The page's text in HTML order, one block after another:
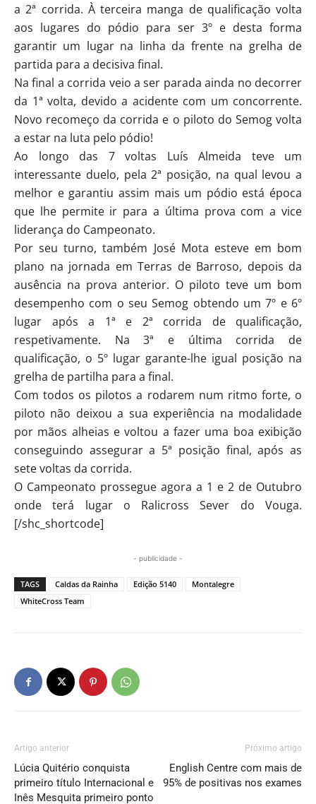
a 2ª corrida. À terceira manga de qualificação volta
aos lugares do pódio para ser 3º e desta forma
garantir um lugar na linha da frente na grelha de
partida para a decisiva final.
Na final a corrida veio a ser parada ainda no decorrer
da 1ª volta, devido a acidente com um concorrente.
Novo recomeço da corrida e o piloto do Semog volta
a estar na luta pelo pódio!
Ao longo das 7 voltas Luís Almeida teve um
interessante duelo, pela 2ª posição, na qual levou a
melhor e garantiu assim mais um pódio está época
que lhe permite ir para a última prova com a vice
liderança do Campeonato.
Por seu turno, também José Mota esteve em bom
plano na jornada em Terras de Barroso, depois da
ausência na prova anterior. O piloto teve um bom
desempenho com o seu Semog obtendo um 7º e 6º
lugar após a 1ª e 2ª corrida de qualificação,
respetivamente. Na 3ª e última corrida de
qualificação, o 5º lugar garante-lhe igual posição na
grelha de partilha para a final.
Com todos os pilotos a rodarem num ritmo forte, o
piloto não deixou a sua experiência na modalidade
por mãos alheias e voltou a fazer uma boa exibição
conseguindo assegurar a 5ª posição final, após as
sete voltas da corrida.
O Campeonato prossegue agora a 1 e 2 de Outubro
onde terá lugar o Ralicross Sever do Vouga.
[/shc_shortcode]
- publicidade -
TAGS Caldas da Rainha Edição 5140
Montalegre
WhiteCross Team
Artigo anterior
Lúcia Quitério conquista
primeiro título Internacional e
Inês Mesquita primeiro ponto
Próximo artigo
English Centre com mais de
95% de positivas nos exames